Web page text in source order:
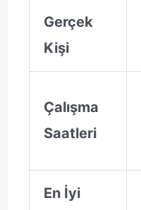
Gerçek
Kişi
Çalışma
Saatleri
En İyi